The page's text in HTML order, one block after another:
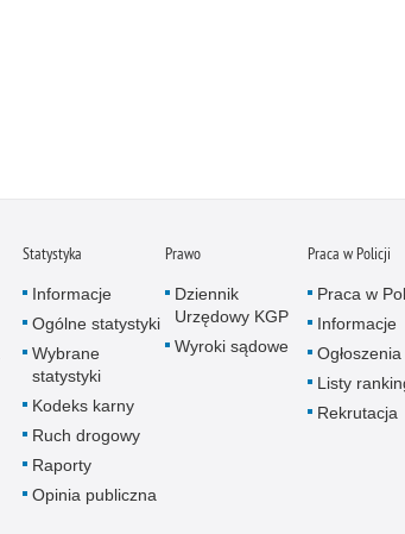
Statystyka
Informacje
Ogólne statystyki
Wybrane
statystyki
Kodeks karny
Ruch drogowy
Raporty
Opinia publiczna
Prawo
Dziennik
Urzędowy KGP
Wyroki sądowe
Praca w Policji
Praca w
Informacje
Ogłoszenia
Listy
Rekrutacja